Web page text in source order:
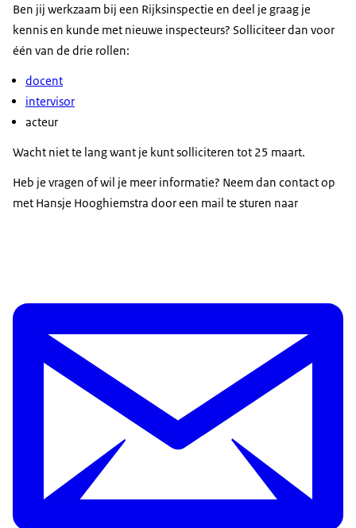
Ben jij werkzaam bij een Rijksinspectie en deel je graag je
kennis en kunde met nieuwe inspecteurs? Solliciteer dan voor
één van de drie rollen:
docent
intervisor
acteur
Wacht niet te lang want je kunt solliciteren tot 25 maart.
Heb je vragen of wil je meer informatie? Neem dan contact op
met Hansje Hooghiemstra door een mail te sturen naar